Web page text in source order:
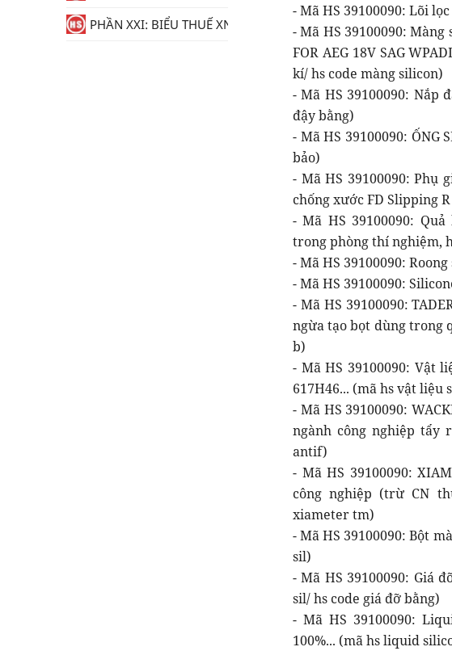
- Mã HS 39100090: Lõi
- Mã HS 39100090:
FOR AEG 18V SAG
kí/ hs code màng silicon)
- Mã HS 39100090: Nắp
đậy bằng)
- Mã HS 39100090: ỐNG
bảo)
- Mã HS 39100090:
chống xước FD Slipping
- Mã HS 39100090:
trong phòng thí nghiệm,
- Mã HS 39100090:
- Mã HS 39100090:
- Mã HS 39100090:
ngừa tạo bọt dùng trong
b)
- Mã HS 39100090: Vật
617H46... (mã hs vật liệu
- Mã HS 39100090:
ngành công nghiệp tẩy
antif)
- Mã HS 39100090:
công nghiệp (trừ CN
xiameter tm)
- Mã HS 39100090: Bột
sil)
- Mã HS 39100090: Giá
sil/ hs code giá đỡ bằng)
- Mã HS 39100090:
100%... (mã hs liquid
PHẦN XXI: BIỂU THUẾ XNK